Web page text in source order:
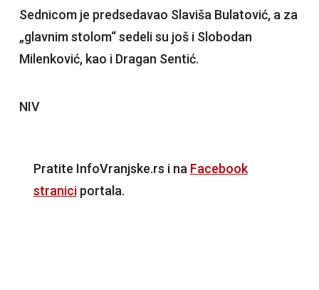
Sednicom je predsedavao Slaviša Bulatović, a za
„glavnim stolom“ sedeli su još i Slobodan
Milenković, kao i Dragan Sentić.
NIV
Pratite InfoVranjske.rs i na Facebook
straniciportala.